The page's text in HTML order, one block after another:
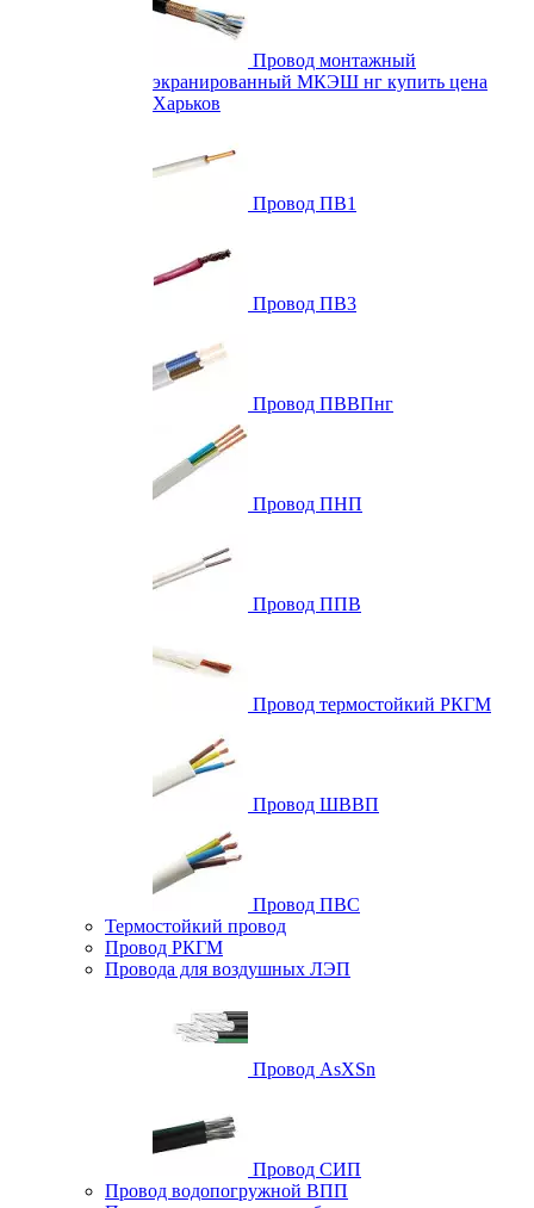
Провод монтажный
экранированный МКЭШ нг купить цена
Харьков
Провод ПВ1
Провод ПВ3
Провод ПВВПнг
Провод ПНП
Провод ППВ
Провод термостойкий РКГМ
Провод ШВВП
Провод ПВС
Термостойкий провод
Провод РКГМ
Провода для воздушных ЛЭП
Провод AsXSn
Провод СИП
Провод водопогружной ВПП